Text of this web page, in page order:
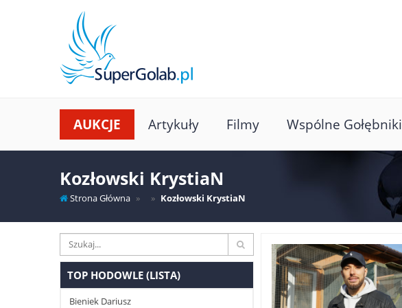
AUKCJE Artykuły Filmy Wspólne Gołębniki
Kozłowski KrystiaN
Strona Główna Kozłowski KrystiaN
TOP HODOWLE (LISTA)
Bieniek Dariusz